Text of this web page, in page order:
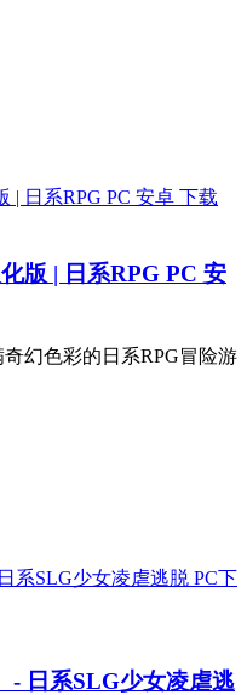
版 | 日系RPG PC 安
幻色彩的日系RPG冒险游
- 日系SLG少女凌虐逃